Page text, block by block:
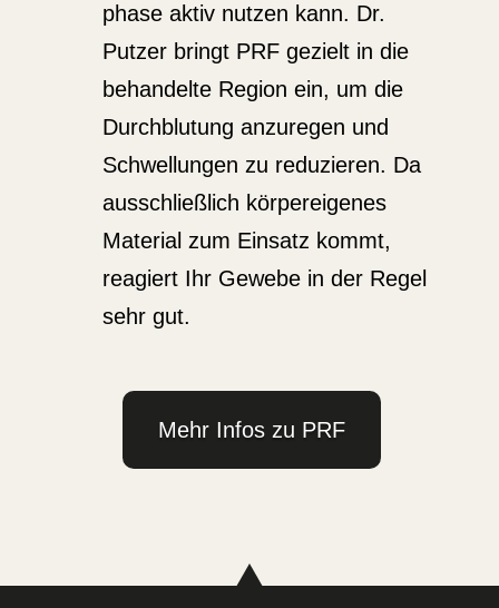
phase aktiv nutzen kann. Dr.
Putzer bringt PRF gezielt in die
behan­delte Region ein, um die
Durch­blutung anzuregen und
Schwel­lungen zu reduzieren. Da
ausschließlich körper­ei­genes
Material zum Einsatz kommt,
reagiert Ihr Gewebe in der Regel
sehr gut.
Mehr Infos zu PRF